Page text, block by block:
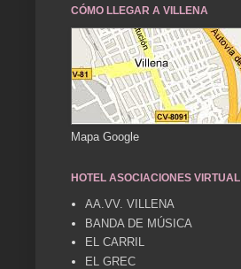
CÓMO LLEGAR A VILLENA
Mapa Google
HOTEL ASOCIACIONES VIRTUAL
AA.VV. VILLENA
BANDA DE MÚSICA
EL CARRIL
EL GREC